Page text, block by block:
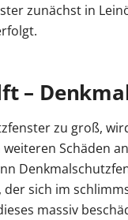
zunächst in
–
zu groß,
Schäden
sich im
massiv